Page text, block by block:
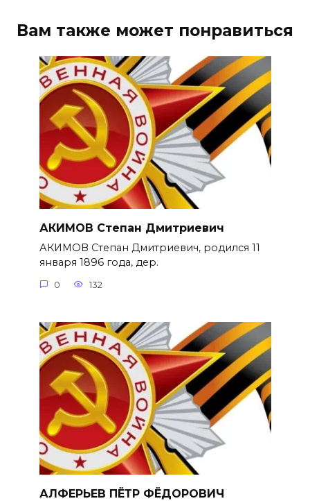
Вам также может понравиться
АКИМОВ Степан Дмитриевич
АКИМОВ Степан Дмитриевич, родился 11
января 1896 года, дер.
0 132
АЛФЕРЬЕВ ПЁТР ФЁДОРОВИЧ